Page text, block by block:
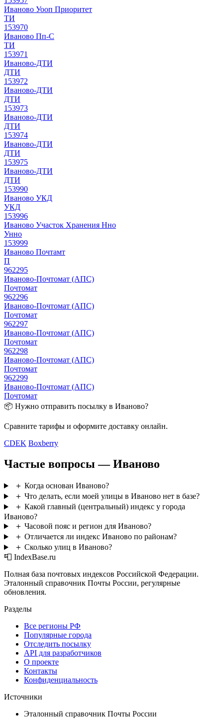
Иваново Уооп Приоритет
ТИ
153970
Иваново Пп-С
ТИ
153971
Иваново-ДТИ
ДТИ
153972
Иваново-ДТИ
ДТИ
153973
Иваново-ДТИ
ДТИ
153974
Иваново-ДТИ
ДТИ
153975
Иваново-ДТИ
ДТИ
153990
Иваново УКД
УКД
153996
Иваново Участок Хранения Нно
Унно
153999
Иваново Почтамт
П
962295
Иваново-Почтомат (АПС)
Почтомат
962296
Иваново-Почтомат (АПС)
Почтомат
962297
Иваново-Почтомат (АПС)
Почтомат
962298
Иваново-Почтомат (АПС)
Почтомат
962299
Иваново-Почтомат (АПС)
Почтомат
📦 Нужно отправить посылку в Иваново?
Сравните тарифы и оформите доставку онлайн.
CDEK Boxberry
Частые вопросы — Иваново
＋ Когда основан Иваново?
＋ Что делать, если моей улицы в Иваново нет в базе?
＋ Какой главный (центральный) индекс у города
Иваново?
＋ Часовой пояс и регион для Иваново?
＋ Отличается ли индекс Иваново по районам?
＋ Сколько улиц в Иваново?
📮 IndexBase.ru
Полная база почтовых индексов Российской Федерации.
Эталонный справочник Почты России, регулярные
обновления.
Разделы
Все регионы РФ
Популярные города
Отследить посылку
API для разработчиков
О проекте
Контакты
Конфиденциальность
Источники
Эталонный справочник Почты России